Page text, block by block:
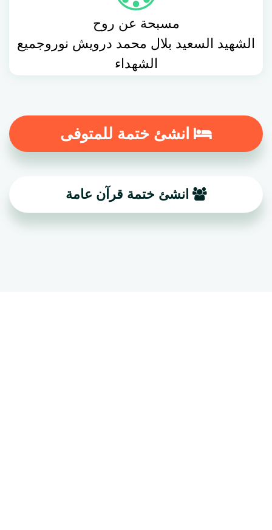
مسبحة عن روح
الشهيد السعيد بلال محمد درويش نوروجميع
الشهداء